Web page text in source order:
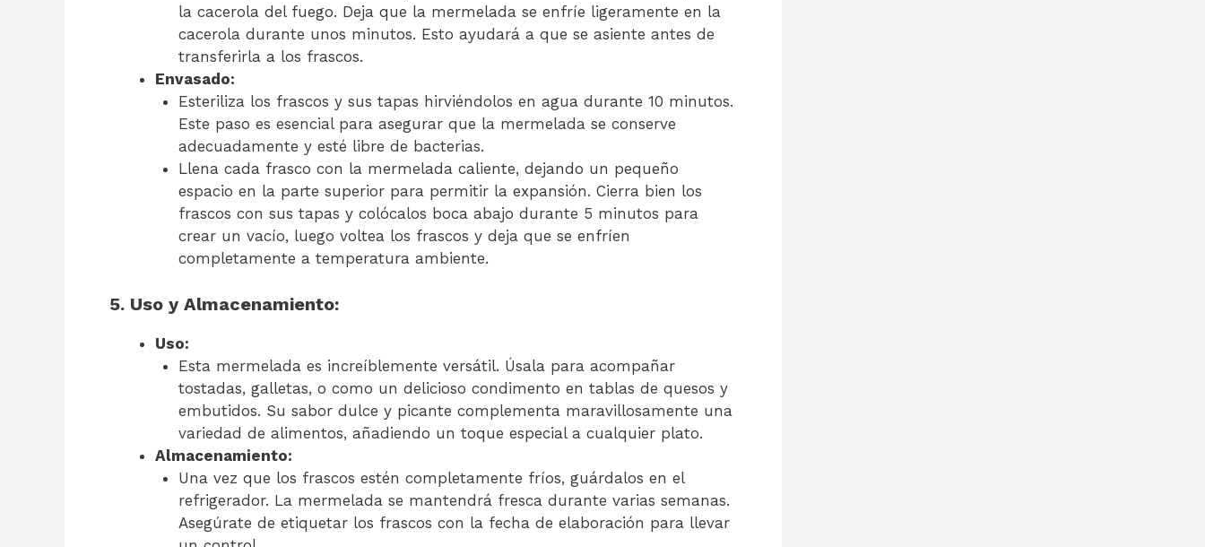
la cacerola del fuego. Deja que la mermelada se enfríe ligeramente en la
cacerola durante unos minutos. Esto ayudará a que se asiente antes de
transferirla a los frascos.
Envasado:
Esteriliza los frascos y sus tapas hirviéndolos en agua durante 10 minutos.
Este paso es esencial para asegurar que la mermelada se conserve
adecuadamente y esté libre de bacterias.
Llena cada frasco con la mermelada caliente, dejando un pequeño
espacio en la parte superior para permitir la expansión. Cierra bien los
frascos con sus tapas y colócalos boca abajo durante 5 minutos para
crear un vacío, luego voltea los frascos y deja que se enfríen
completamente a temperatura ambiente.
5. Uso y Almacenamiento:
Uso:
Esta mermelada es increíblemente versátil. Úsala para acompañar
tostadas, galletas, o como un delicioso condimento en tablas de quesos y
embutidos. Su sabor dulce y picante complementa maravillosamente una
variedad de alimentos, añadiendo un toque especial a cualquier plato.
Almacenamiento:
Una vez que los frascos estén completamente fríos, guárdalos en el
refrigerador. La mermelada se mantendrá fresca durante varias semanas.
Asegúrate de etiquetar los frascos con la fecha de elaboración para llevar